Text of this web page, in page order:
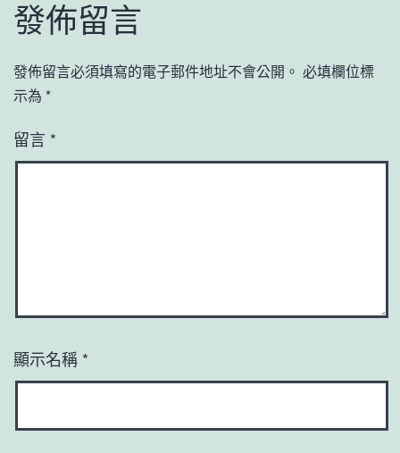
發佈留言
發佈留言必須填寫的電子郵件地址不會公開。 必填欄位標
示為 *
留言 *
顯示名稱 *